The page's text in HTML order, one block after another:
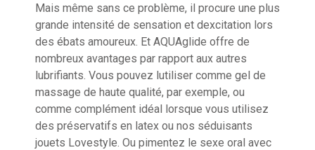
Mais même sans ce problème, il procure une plus
grande intensité de sensation et dexcitation lors
des ébats amoureux. Et AQUAglide offre de
nombreux avantages par rapport aux autres
lubrifiants. Vous pouvez lutiliser comme gel de
massage de haute qualité, par exemple, ou
comme complément idéal lorsque vous utilisez
des préservatifs en latex ou nos séduisants
jouets Lovestyle. Ou pimentez le sexe oral avec